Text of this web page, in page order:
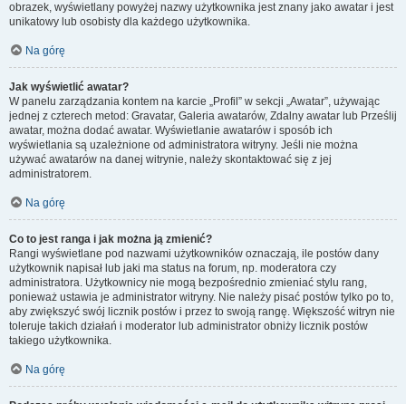
obrazek, wyświetlany powyżej nazwy użytkownika jest znany jako awatar i jest
unikatowy lub osobisty dla każdego użytkownika.
Na górę
Jak wyświetlić awatar?
W panelu zarządzania kontem na karcie „Profil” w sekcji „Awatar”, używając
jednej z czterech metod: Gravatar, Galeria awatarów, Zdalny awatar lub Prześlij
awatar, można dodać awatar. Wyświetlanie awatarów i sposób ich
wyświetlania są uzależnione od administratora witryny. Jeśli nie można
używać awatarów na danej witrynie, należy skontaktować się z jej
administratorem.
Na górę
Co to jest ranga i jak można ją zmienić?
Rangi wyświetlane pod nazwami użytkowników oznaczają, ile postów dany
użytkownik napisał lub jaki ma status na forum, np. moderatora czy
administratora. Użytkownicy nie mogą bezpośrednio zmieniać stylu rang,
ponieważ ustawia je administrator witryny. Nie należy pisać postów tylko po to,
aby zwiększyć swój licznik postów i przez to swoją rangę. Większość witryn nie
toleruje takich działań i moderator lub administrator obniży licznik postów
takiego użytkownika.
Na górę